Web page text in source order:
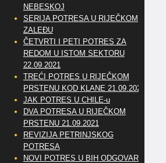
NEBESKOJ
SERIJA POTRESA U RIJEČKOM
ZALEĐU
ČETVRTI I PETI POTRES ZA
REDOM U ISTOM SEKTORU
22.09.2021
TREĆI POTRES U RIJEČKOM
PRSTENU KOD KLANE 21.09.2021
JAK POTRES U CHILE-u
DVA POTRESA U RIJEČKOM
PRSTENU 21.09.2021
REVIZIJA PETRINJSKOG
POTRESA
NOVI POTRES U BIH ODGOVARA